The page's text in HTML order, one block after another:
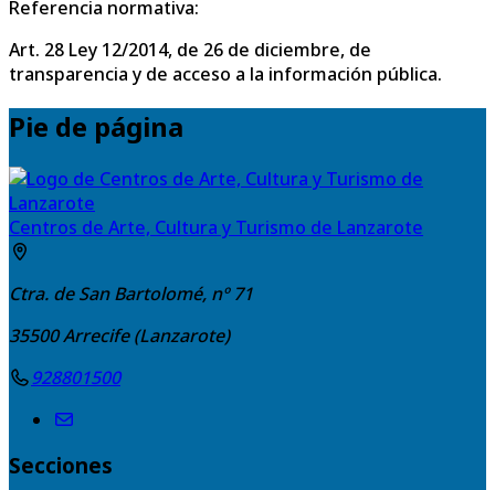
Referencia normativa:
Art. 28 Ley 12/2014, de 26 de diciembre, de
transparencia y de acceso a la información pública.
Pie de página
Centros de Arte, Cultura y Turismo de Lanzarote
Ctra. de San Bartolomé, nº 71
35500Arrecife (Lanzarote)
928801500
Secciones